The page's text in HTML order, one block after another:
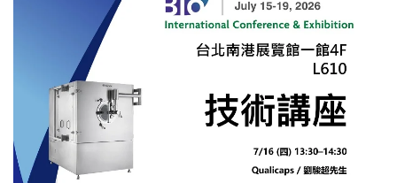
を提供し、グローバル市場を開拓しています。